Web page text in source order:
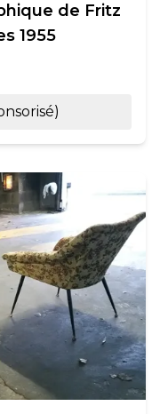
de Fritz
1955